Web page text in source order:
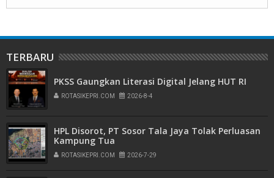
TERBARU
PKSS Gaungkan Literasi Digital Jelang HUT RI
ROTASIKEPRI.COM 2026-8-4
HPL Disorot, PT Sosor Tala Jaya Tolak Perluasan
Kampung Tua
ROTASIKEPRI.COM 2026-7-29